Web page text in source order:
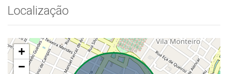
Localização
+
−